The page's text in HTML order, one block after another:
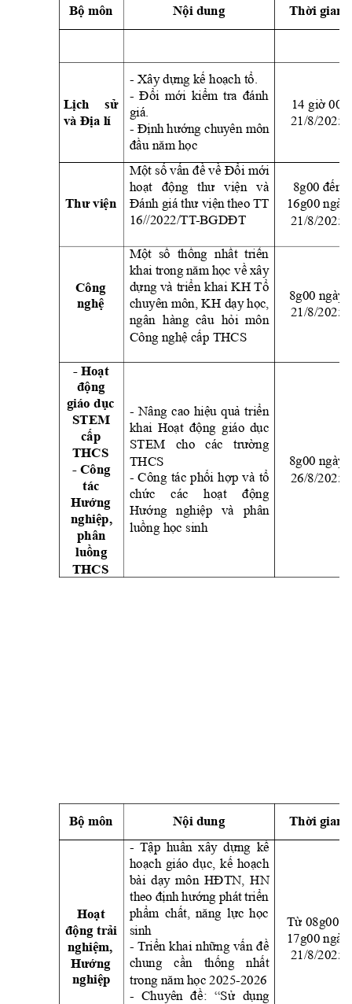
Bộ môn Nội dung Thời gian
Lịch sử
và Địa lí
- Xây dựng kế hoạch tổ
- Đổi mới kiểm tra đánh
giá.
- Định hướng chuyên môn
đầu năm học
14 giờ 00
21/8/2025
Thư viện
Một số vấn đề về Đổi mới
hoạt
động thư viện
và
Đánh giá thư viện theo TT
16//2022/TT-BGDĐT
8g00 đến
16g00 ngày
21/8/2025
Công
nghệ
Một số thống nhất triển
khai trong năm học về xây
dựng và triển khai KH Tổ
chuyên môn, KH dạy học,
ngân hàng câu hỏi môn
Công nghệ cấp THCS
8g00 ngày
21/8/2025
- Hoạt
động
giáo dục
STEM
cấp
THCS
- Công
tác
Hướng
nghiệp,
phân
luồng
THCS
- Nâng cao hiệu quả triển
khai Hoạt động giáo dục
STEM
cho các
trường
THCS
- Công tác phối hợp và tổ
chức
các hoạt động
Hướng nghiệp và phân
luồng học sinh
8g00 ngày
26/8/2025
Bộ môn Nội dung Thời gian
Hoạt
động trải
nghiệm,
Hướng
nghiệp
- Tập huấn xây dựng kế
hoạch giáo dục, kế hoạch
bài dạy môn HĐTN, HN
theo định hướng phát triển
phẩm chất, năng lực học
sinh
- Triển khai những vấn đề
chung
cần thống
nhất
trong năm học 2025-2026
- Chuyên đề: “Sử dụng
Từ 08g00 –
17g00 ngày
21/8/2025